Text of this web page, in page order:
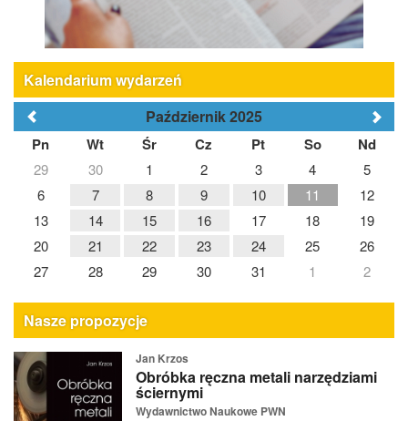
Kalendarium wydarzeń
Październik 2025
Pn Wt Śr Cz Pt So Nd
29 30 1 2 3 4
5
6
7 8 9 10 11
12
13
14 15 16 17 18
19
20
21 22 23 24 25
26
27
28 29 30 31 1 2
Nasze propozycje
Jan Krzos
Obróbka ręczna metali narzędziami
ściernymi
Wydawnictwo Naukowe PWN